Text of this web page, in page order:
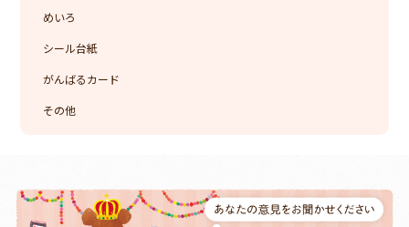
めいろ
シール台紙
がんばるカード
その他